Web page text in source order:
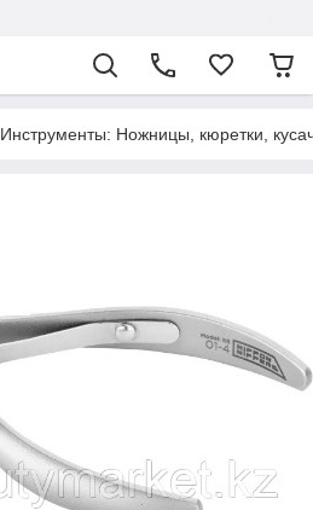
Инструменты: Ножницы, кюретки,